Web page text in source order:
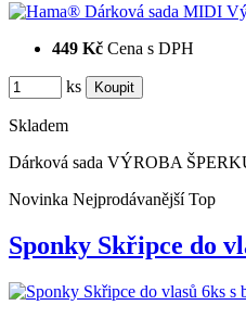
449 Kč Cena s DPH
ks
Skladem
Dárková sada VÝROBA
Novinka Nejprodávanější Top
Sponky Skřipce do